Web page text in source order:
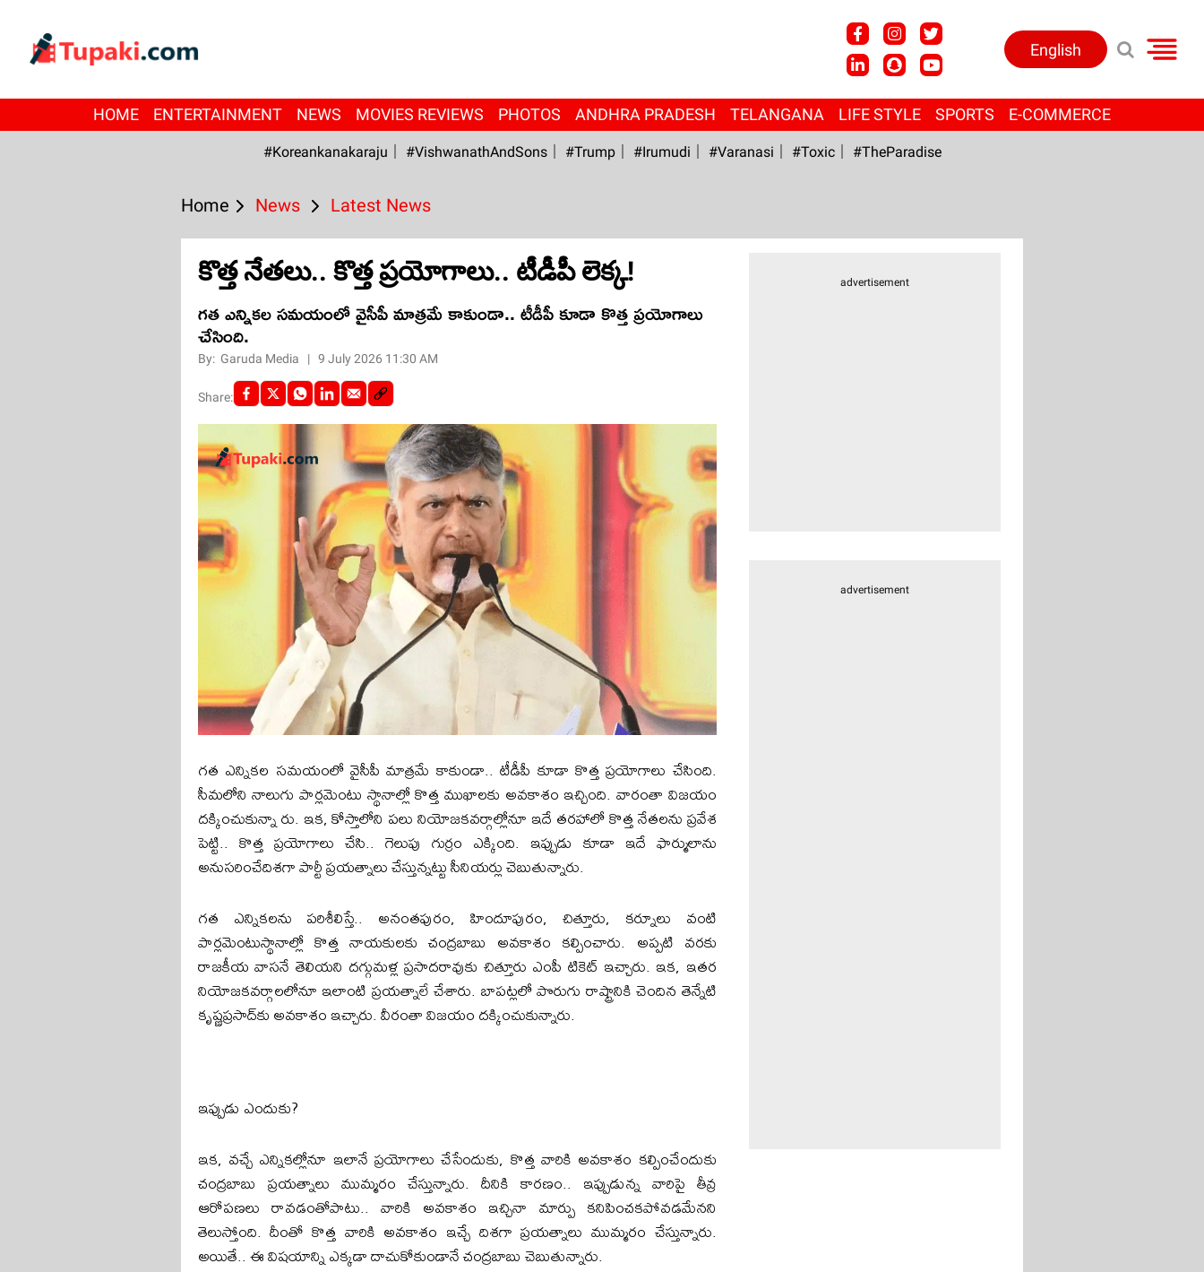
English
HOME ENTERTAINMENT NEWS MOVIES REVIEWS PHOTOS ANDHRA PRADESH TELANGANA LIFE STYLE SPORTS E-COMMERCE
#Koreankanakaraju #VishwanathAndSons #Trump #irumudi #Varanasi #Toxic #TheParadise
Home News Latest News
కొత్త నేత‌లు.. కొత్త ప్ర‌యోగాలు.. టీడీపీ లెక్క‌!
గ‌త ఎన్నిక‌ల స‌మ‌యంలో వైసీపీ మాత్ర‌మే కాకుండా.. టీడీపీ కూడా కొత్త ప్ర‌యోగాలు
చేసింది.
By: Garuda Media | 9 July 2026 11:30 AM
Share:
గ‌త ఎన్నిక‌ల స‌మ‌యంలో వైసీపీ మాత్ర‌మే కాకుండా.. టీడీపీ కూడా కొత్త ప్ర‌యోగాలు చేసింది.
సీమ‌లోని నాలుగు పార్ల‌మెంటు స్థానాల్లో కొత్త ముఖాల‌కు అవ‌కాశం ఇచ్చింది. వారంతా విజ‌యం
ద‌క్కించుకున్నా రు. ఇక‌, కోస్తాలోని ప‌లు నియోజ‌క‌వ‌ర్గాల్లోనూ ఇదే త‌ర‌హాలో కొత్త నేత‌ల‌ను ప్ర‌వేశ
పెట్టి.. కొత్త ప్ర‌యోగాలు చేసి.. గెలుపు గుర్రం ఎక్కింది. ఇప్పుడు కూడా ఇదే ఫార్ములాను
అనుస‌రించేదిశ‌గా పార్టీ ప్ర‌య‌త్నాలు చేస్తున్న‌ట్టు సీనియ‌ర్లు చెబుతున్నారు.
గ‌త ఎన్నిక‌ల‌ను ప‌రిశీలిస్తే.. అనంత‌పురం, హిందూపురం, చిత్తూరు, క‌ర్నూలు వంటి
పార్ల‌మెంటుస్థానాల్లో కొత్త నాయ‌కుల‌కు చంద్ర‌బాబు అవ‌కాశం క‌ల్పించారు. అప్ప‌టి వ‌ర‌కు
రాజకీయ వాస‌నే తెలియ‌ని ద‌గ్గుమ‌ళ్ల ప్ర‌సాద‌రావుకు చిత్తూరు ఎంపీ టికెట్ ఇచ్చారు. ఇక‌, ఇత‌ర
నియోజ‌క‌వ‌ర్గాల‌లోనూ ఇలాంటి ప్ర‌య‌త్నాలే చేశారు. బాప‌ట్లలో పొరుగు రాష్ట్రానికి చెందిన తెన్నేటి
కృష్ణ‌ప్ర‌సాద్‌కు అవ‌కాశం ఇచ్చారు. వీరంతా విజ‌యం ద‌క్కించుకున్నారు.
ఇప్పుడు ఎందుకు?
ఇక‌, వ‌చ్చే ఎన్నిక‌ల్లోనూ ఇలానే ప్ర‌యోగాలు చేసేందుకు, కొత్త వారికి అవ‌కాశం క‌ల్పించేందుకు
చంద్రబాబు ప్ర‌య‌త్నాలు ముమ్మ‌రం చేస్తున్నారు. దీనికి కార‌ణం.. ఇప్పుడున్న వారిపై తీవ్ర
ఆరోప‌ణ‌లు రావడంతోపాటు.. వారికి అవ‌కాశం ఇచ్చినా మార్పు క‌నిపించ‌క‌పోవ‌డ‌మేన‌ని
తెలుస్తోంది. దీంతో కొత్త వారికి అవ‌కాశం ఇచ్చే దిశ‌గా ప్ర‌య‌త్నాలు ముమ్మ‌రం చేస్తున్నారు.
అయితే.. ఈ విష‌యాన్ని ఎక్క‌డా దాచుకోకుండానే చంద్ర‌బాబు చెబుతున్నారు.
advertisement
advertisement